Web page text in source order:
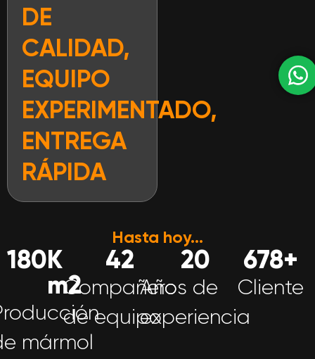
DE
CALIDAD,
EQUIPO
EXPERIMENTADO,
ENTREGA
RÁPIDA
Hasta hoy...
mármol
180K
m2
Compañero
de equipo
42
Años de
experiencia
20
Cliente
678+